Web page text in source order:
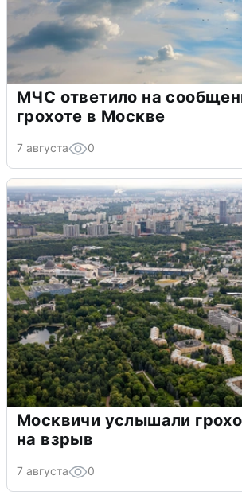
МЧС ответило на
грохоте в Москве
7 августа 0
Москвичи услышали
на взрыв
7 августа 0